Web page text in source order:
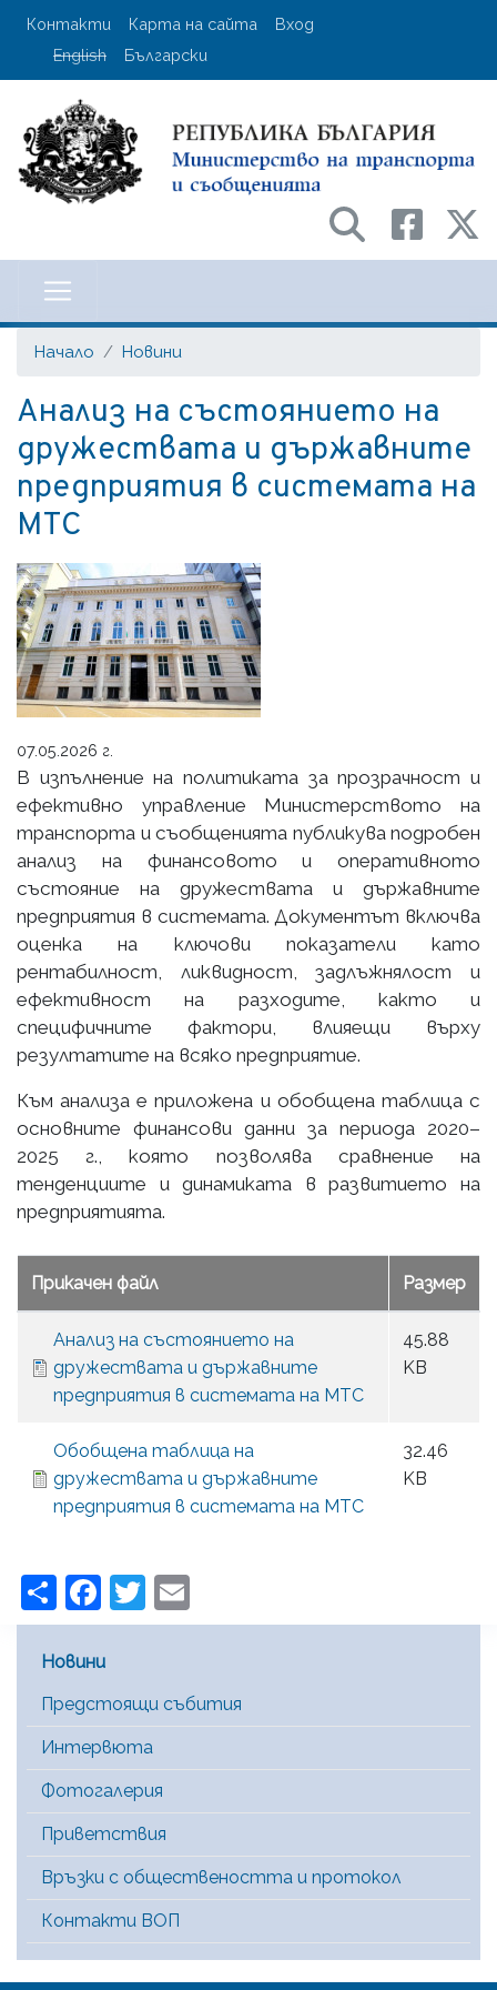
Премини
User account menu
Контакти Карта на сайта
Вход
English
Български
на транспорта
Начало Новини
Анализ на състоянието на
дружествата и държавните
предприятия в системата на
МТС
07.05.2026 г.
В изпълнение на политиката за прозрачност и
ефективно управление Министерството на
транспорта и съобщенията публикува подробен
анализ на финансовото и оперативното
състояние на дружествата и държавните
предприятия в системата. Документът включва
оценка на ключови показатели като
рентабилност, ликвидност, задлъжнялост и
ефективност на разходите, както и
специфичните фактори, влияещи върху
резултатите на всяко предприятие.
Към анализа е приложена и обобщена таблица с
основните финансови данни за периода 2020–
2025 г., която позволява сравнение на
тенденциите и динамиката в развитието на
предприятията.
Прикачен файл Размер
Анализ на състоянието на
дружествата и държавните
предприятия в системата на МТС
45.88
KB
Обобщена таблица на
дружествата и държавните
предприятия в системата на МТС
32.46
KB
ShareFacebook
Twitter
Main Menu [BG]
Новини
Предстоящи събития
Интервюта
Фотогалерия
Приветствия
Връзки с обществеността и протокол
Контакти ВОП